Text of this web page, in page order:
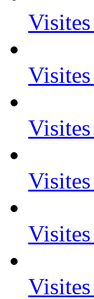
Visites
Visites
Visites
Visites
Visites
Visites